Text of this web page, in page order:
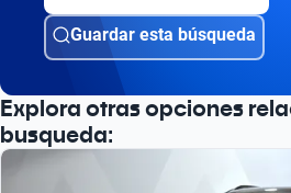
Guardar esta búsqueda
Explora otras opciones
busqueda: